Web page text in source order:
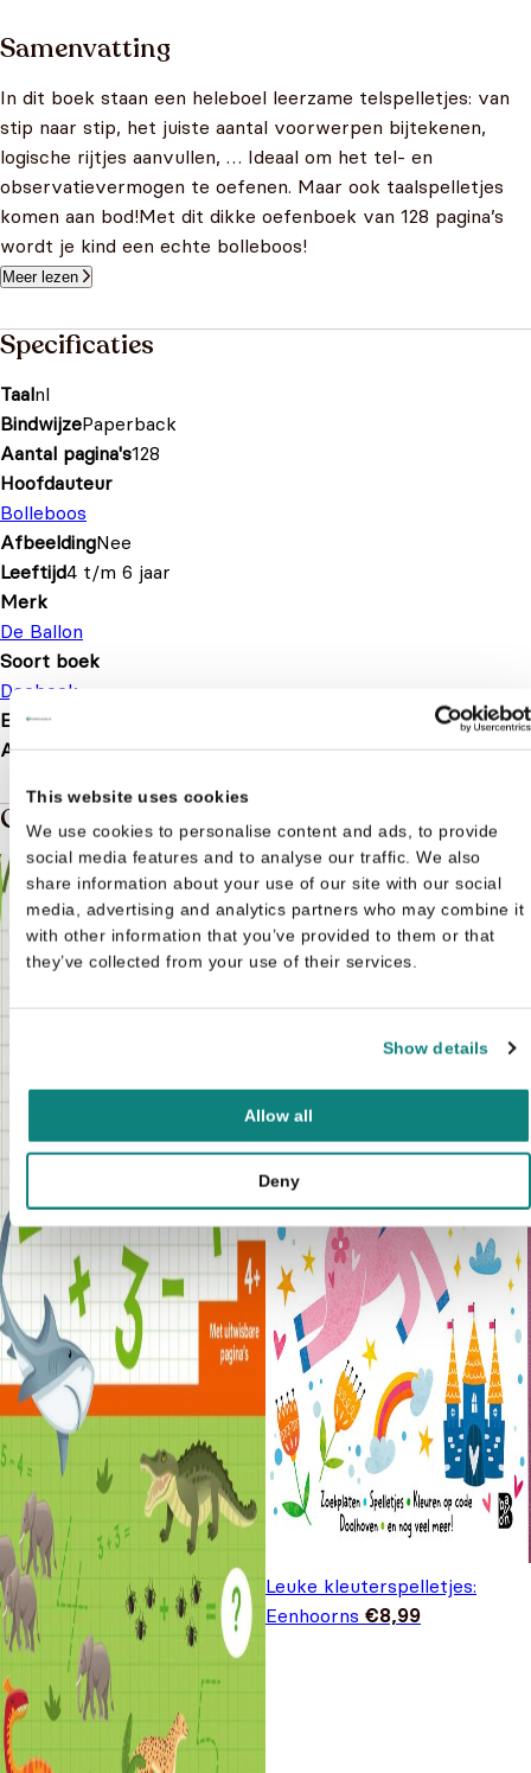
This website uses cookies
We use cookies to personalise content and ads, to provide
social media features and to analyse our traffic. We also
share information about your use of our site with our social
media, advertising and analytics partners who may combine it
with other information that you’ve provided to them or that
they’ve collected from your use of their services.
Show details
Allow all
Deny
Samenvatting
In dit boek staan een heleboel leerzame telspelletjes: van
stip naar stip, het juiste aantal voorwerpen bijtekenen,
logische rijtjes aanvullen, … Ideaal om het tel- en
observatievermogen te oefenen. Maar ook taalspelletjes
komen aan bod!Met dit dikke oefenboek van 128 pagina’s
wordt je kind een echte bolleboos!
Meer lezen
Specificaties
Taalnl
BindwijzePaperback
Aantal pagina's128
Hoofdauteur
Bolleboos
AfbeeldingNee
Leeftijd4 t/m 6 jaar
Merk
De Ballon
Soort boek
Doeboek
EAN9789463072359
AfmetingenN/B
Gerelateerde boeken in de soort: Doeboek
Leuke kleuterspelletjes:
Eenhoorns €8,99